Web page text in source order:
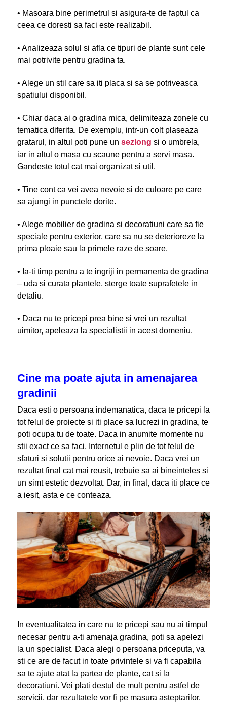
• Masoara bine perimetrul si asigura-te de faptul ca
ceea ce doresti sa faci este realizabil.
• Analizeaza solul si afla ce tipuri de plante sunt cele
mai potrivite pentru gradina ta.
• Alege un stil care sa iti placa si sa se potriveasca
spatiului disponibil.
• Chiar daca ai o gradina mica, delimiteaza zonele cu
tematica diferita. De exemplu, intr-un colt plaseaza
gratarul, in altul poti pune un sezlong si o umbrela,
iar in altul o masa cu scaune pentru a servi masa.
Gandeste totul cat mai organizat si util.
• Tine cont ca vei avea nevoie si de culoare pe care
sa ajungi in punctele dorite.
• Alege mobilier de gradina si decoratiuni care sa fie
speciale pentru exterior, care sa nu se deterioreze la
prima ploaie sau la primele raze de soare.
• Ia-ti timp pentru a te ingriji in permanenta de gradina
– uda si curata plantele, sterge toate suprafetele in
detaliu.
• Daca nu te pricepi prea bine si vrei un rezultat
uimitor, apeleaza la specialistii in acest domeniu.
Cine ma poate ajuta in amenajarea
gradinii
Daca esti o persoana indemanatica, daca te pricepi la
tot felul de proiecte si iti place sa lucrezi in gradina, te
poti ocupa tu de toate. Daca in anumite momente nu
stii exact ce sa faci, Internetul e plin de tot felul de
sfaturi si solutii pentru orice ai nevoie. Daca vrei un
rezultat final cat mai reusit, trebuie sa ai bineinteles si
un simt estetic dezvoltat. Dar, in final, daca iti place ce
a iesit, asta e ce conteaza.
In eventualitatea in care nu te pricepi sau nu ai timpul
necesar pentru a-ti amenaja gradina, poti sa apelezi
la un specialist. Daca alegi o persoana priceputa, va
sti ce are de facut in toate privintele si va fi capabila
sa te ajute atat la partea de plante, cat si la
decoratiuni. Vei plati destul de mult pentru astfel de
servicii, dar rezultatele vor fi pe masura asteptarilor.